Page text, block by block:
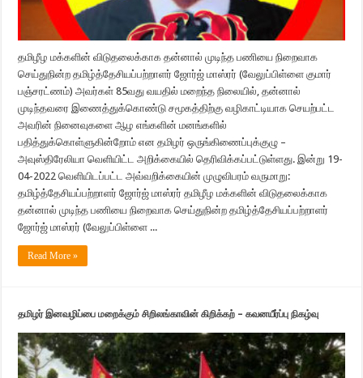
தமிழீழ மக்களின் விடுதலைக்காக தன்னால் முடிந்த பணியை நிறைவாக
செய்துநின்ற தமிழ்த்தேசியப்பற்றாளர் ஜோர்ஜ் மாஸ்ரர் (வேலுப்பிள்ளை குமார்
பஞ்சரட்ணம்) அவர்கள் 85வது வயதில் மறைந்த நிலையில், தன்னால்
முடிந்தவரை இணைத்துக்கொண்டு சமூகத்திற்கு வழிகாட்டியாக செயற்பட்ட
அவரின் நினைவுகளை ஆழ எங்களின் மனங்களில்
பதித்துக்கொள்ளுகின்றோம் என தமிழர் ஒருங்கிணைப்புக்குழு –
அவுஸ்திரேலியா வெளியிட்ட அறிக்கையில் தெரிவிக்கப்பட்டுள்ளது. இன்று 19-
04-2022 வெளியிடப்பட்ட அவ்வறிக்கையின் முழுவிபரம் வருமாறு:
தமிழ்த்தேசியப்பற்றாளர் ஜோர்ஜ் மாஸ்ரர் தமிழீழ மக்களின் விடுதலைக்காக
தன்னால் முடிந்த பணியை நிறைவாக செய்துநின்ற தமிழ்த்தேசியப்பற்றாளர்
ஜோர்ஜ் மாஸ்ரர் (வேலுப்பிள்ளை ...
Read More »
தமிழர் இனவழிப்பை மறைக்கும் சிறிலங்காவின் கிறிக்கற் – கவனயீர்ப்பு நிகழ்வு